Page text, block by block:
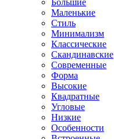
Большие
Маленькие
Стиль
Минимализм
Классические
Скандинавские
Современные
Форма
Высокие
Квадратные
Угловые
Низкие
Особенности